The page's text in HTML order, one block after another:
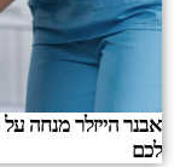
אבנר הייזלר מנחה
לכם